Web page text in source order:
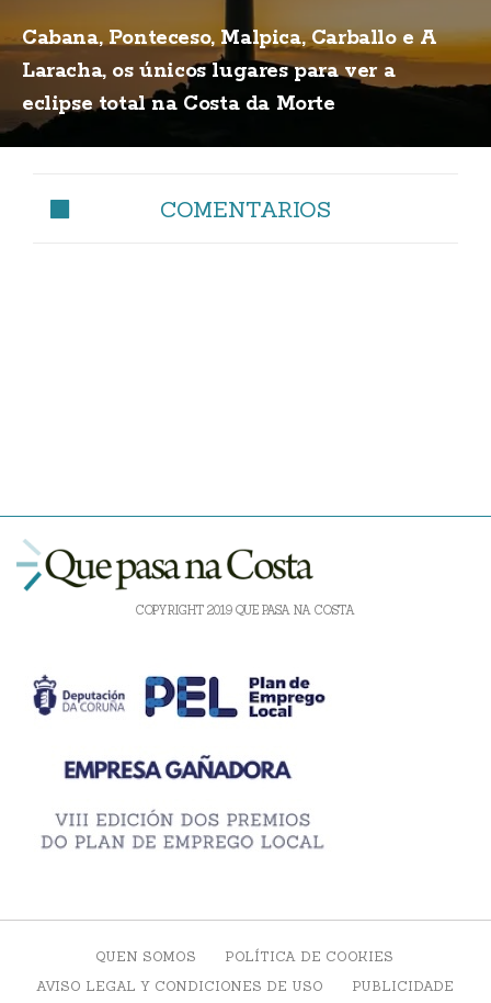
Cabana, Ponteceso, Malpica, Carballo e A
Laracha, os únicos lugares para ver a
eclipse total na Costa da Morte
COMENTARIOS
COPYRIGHT 2019 QUE PASA NA COSTA
QUEN SOMOS
POLÍTICA DE COOKIES
AVISO LEGAL Y CONDICIONES DE USO
PUBLICIDADE